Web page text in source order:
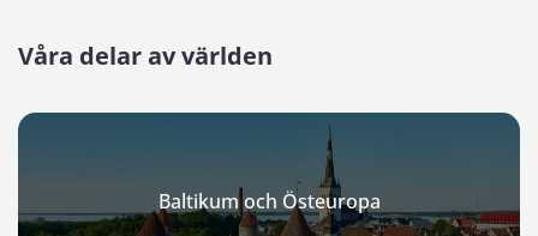
Våra delar av världen
Baltikum och Östeuropa